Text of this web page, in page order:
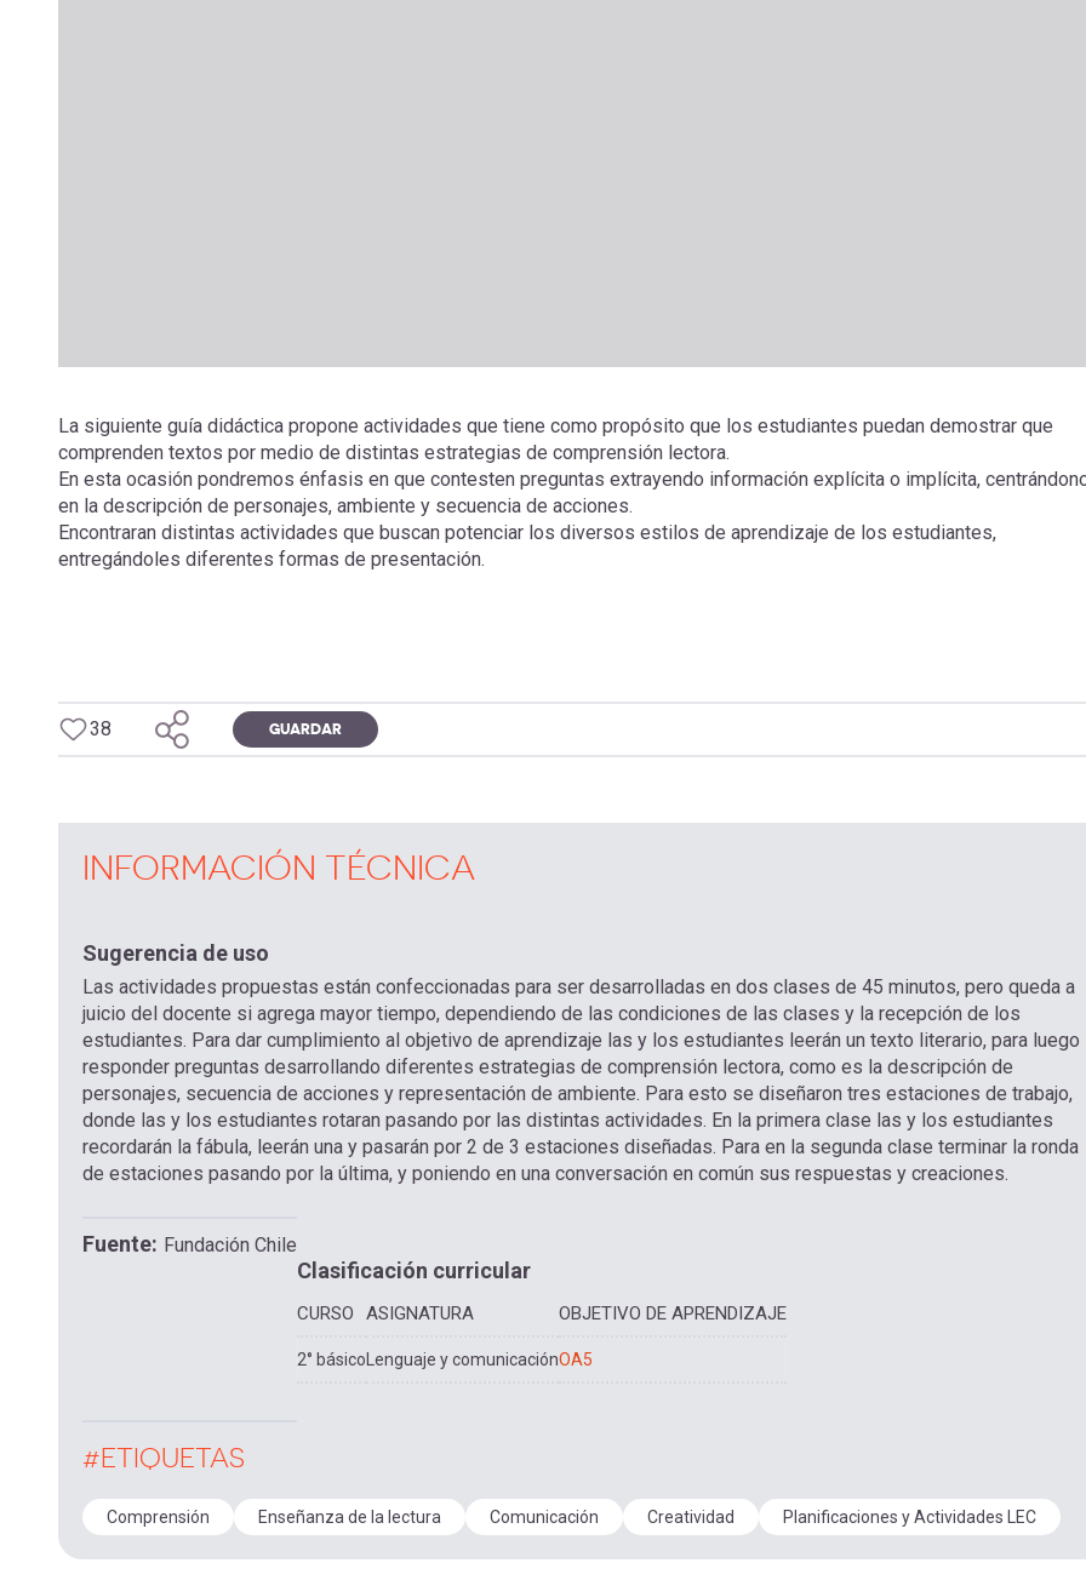
La siguiente guía didáctica propone actividades que tiene como propósito que los estudiantes puedan demostrar que
comprenden textos por medio de distintas estrategias de comprensión lectora.
En esta ocasión pondremos énfasis en que contesten preguntas extrayendo información explícita o implícita,
en la descripción de personajes, ambiente y secuencia de acciones.
Encontraran distintas actividades que buscan potenciar los diversos estilos de aprendizaje de los estudiantes,
entregándoles diferentes formas de presentación.
38 GUARDAR
INFORMACIÓN TÉCNICA
Sugerencia de uso
Las actividades propuestas están confeccionadas para ser desarrolladas en dos clases de 45 minutos, pero queda a
juicio del docente si agrega mayor tiempo, dependiendo de las condiciones de las clases y la recepción de los
estudiantes. Para dar cumplimiento al objetivo de aprendizaje las y los estudiantes leerán un texto literario, para luego
responder preguntas desarrollando diferentes estrategias de comprensión lectora, como es la descripción de
personajes, secuencia de acciones y representación de ambiente. Para esto se diseñaron tres estaciones de trabajo,
donde las y los estudiantes rotaran pasando por las distintas actividades. En la primera clase las y los estudiantes
recordarán la fábula, leerán una y pasarán por 2 de 3 estaciones diseñadas. Para en la segunda clase terminar la ronda
de estaciones pasando por la última, y poniendo en una conversación en común sus respuestas y creaciones.
Fuente Fundación Chile
Clasificación curricular
CURSO ASIGNATURA OBJETIVO DE APRENDIZAJE
2° básico Lenguaje y comunicaciónOA5
#ETIQUETAS
Comprensión Enseñanza de la lectura Comunicación Creatividad Planificaciones y Actividades LEC